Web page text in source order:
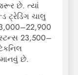
છે. ત્યાં
ટ્રેડિંગ ચાલુ
23,500–
છે.